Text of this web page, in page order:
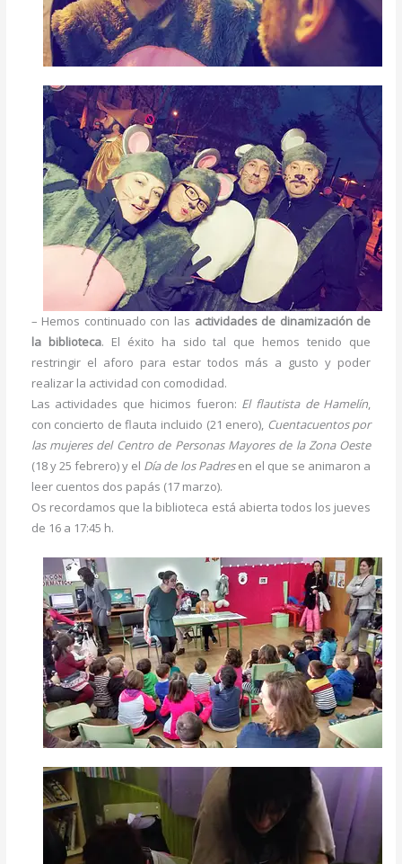
– Hemos continuado con las actividades de dinamización de
la biblioteca. El éxito ha sido tal que hemos tenido que
restringir el aforo para estar todos más a gusto y poder
realizar la actividad con comodidad.
Las actividades que hicimos fueron: El flautista de Hamelín,
con concierto de flauta incluido (21 enero), Cuentacuentos por
las mujeres del Centro de Personas Mayores de la Zona Oeste
(18 y 25 febrero) y el Día de los Padresen el que se animaron a
leer cuentos dos papás (17 marzo).
Os recordamos que la biblioteca está abierta todos los jueves
de 16 a 17:45 h.